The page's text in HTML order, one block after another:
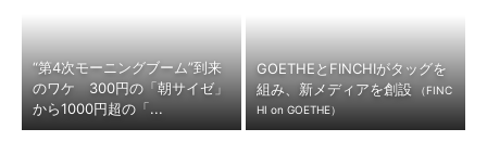
“第4次モーニングブーム”到来
のワケ 300円の「朝サイゼ」
から1000円超の「...
GOETHEとFINCHIがタッグを
組み、新メディアを創設
（FINC
HI on GOETHE）